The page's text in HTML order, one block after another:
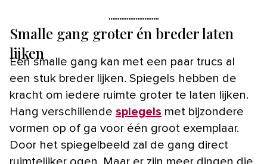
Smalle gang groter én breder laten
lijken
Een smalle gang kan met een paar trucs al
een stuk breder lijken. Spiegels hebben de
kracht om iedere ruimte groter te laten lijken.
Hang verschillende spiegels met bijzondere
vormen op of ga voor één groot exemplaar.
Door het spiegelbeeld zal de gang direct
ruimtelijker ogen. Maar er zijn meer dingen die